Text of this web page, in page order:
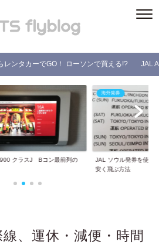
ンタカーでGO！ ローソンで買える!? JAL
クラスJ Bコン最前列の
海外発券
JAL ソウル発券を使っ
安く飛ぶ方法
、運休・減便・時間